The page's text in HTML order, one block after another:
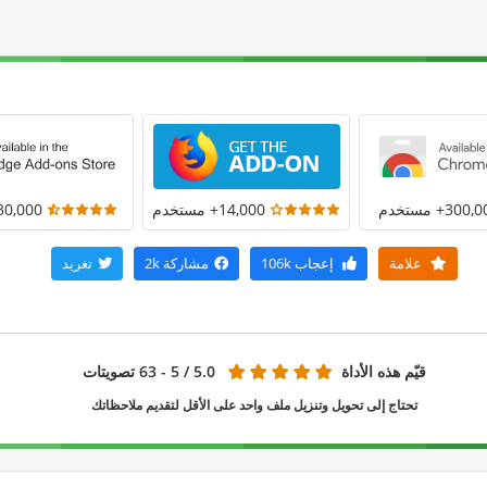
مستخدم 14,000+ مستخدم 30,000+
علامة إعجاب مشاركة 2k تغريد
قيّم هذه الأداة 5.0 / 5 - 63 تصويتات
تحتاج إلى تحويل وتنزيل ملف واحد على الأقل لتقديم ملاحظاتك